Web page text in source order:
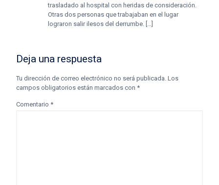
trasladado al hospital con heridas de consideración.
Otras dos personas que trabajaban en el lugar
lograron salir ilesos del derrumbe. […]
Deja una respuesta
Tu dirección de correo electrónico no será publicada. Los
campos obligatorios están marcados con *
Comentario *